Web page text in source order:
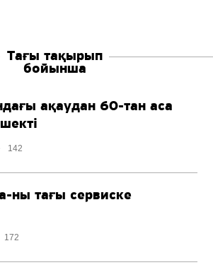
Тағы тақырып
бойынша
ақаудан 60-тан аса
142
ны тағы сервиске
172